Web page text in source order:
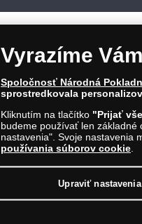
© Copyright 2026 - Národná
E-mail: info@narodnapokladnica.sk,
Upraviť nastavenie súborov
Vyrazíme
Spoločnosť Národná
sprostredkovala
Kliknutím na tlačítko "Prijať
budeme používať len základné
nastavenia". Svoje nastavenia
používania súborov cookie
Upraviť nastavenia